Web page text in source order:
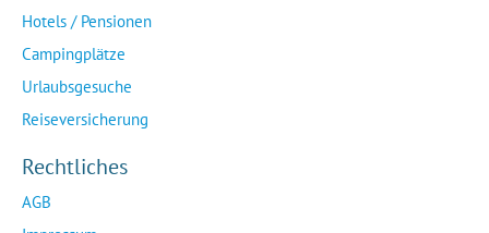
Hotels / Pensionen
Campingplätze
Urlaubsgesuche
Reiseversicherung
Rechtliches
AGB